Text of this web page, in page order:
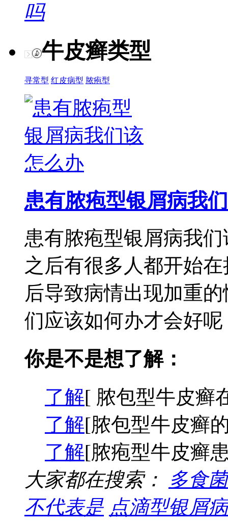
吗
牛皮癣类型
寻常型 红皮病型 脓疱型
患有脓疱型银屑病我们
患有脓疱型银屑病我
之后有很多人都开始
后导致病情出现加重
们应该如何办才会好
你是不是想了解：
了解[ 脓包型牛皮癣
了解[脓包型牛皮癣
了解[脓疱型牛皮癣
大家都在搜索：
多食
不代表是 点滴型银屑